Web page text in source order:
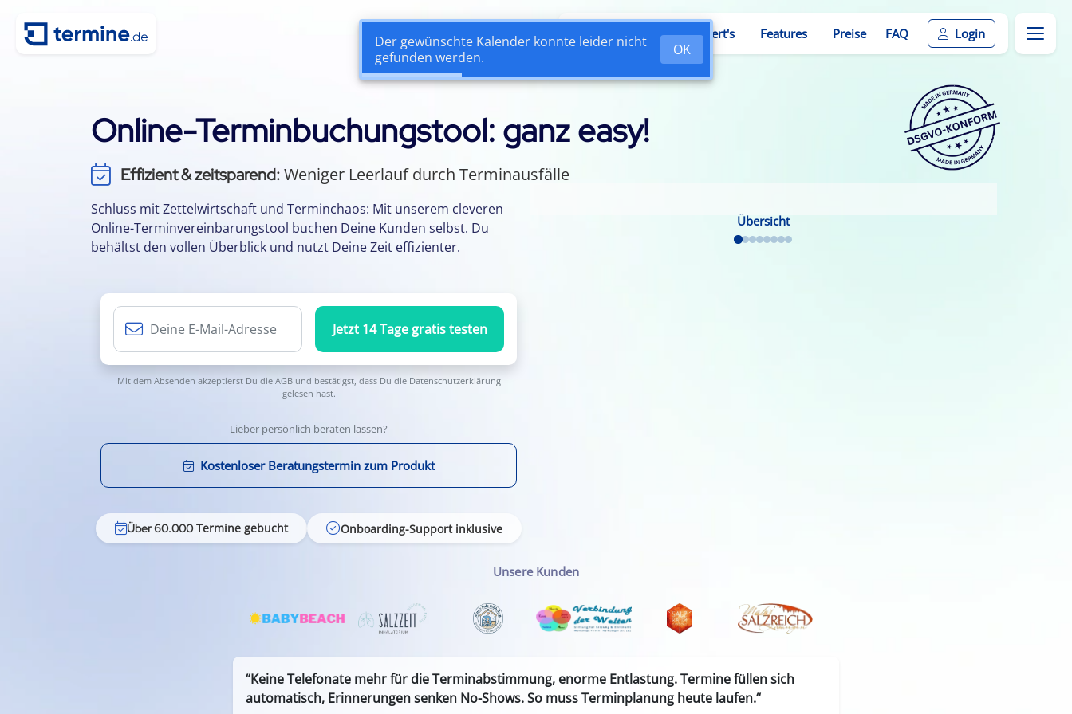
Vorteile So funktioniert's Features Preise FAQ Login
Online-Terminbuchungstool: ganz easy!
Effizient & zeitsparend:Weniger Leerlauf durch Terminausfälle
Einfach & flexibel:Keine App oder Installation nötig
Kundenbindung:Durch einfache Terminvereinbarung
Schluss mit Zettelwirtschaft und Terminchaos: Mit unserem cleveren
Online-Terminvereinbarungstool buchen Deine Kunden selbst. Du
behältst den vollen Überblick und nutzt Deine Zeit effizienter.
Jetzt 14 Tage gratis testen
Mit dem Absenden akzeptierst Du die AGBund bestätigst, dass Du die Datenschutzerklärung
gelesen hast.
Lieber persönlich beraten lassen?
Kostenloser Beratungstermin zum Produkt
Über 60.000Termine gebucht Onboarding-Support inklusive
Online-Terminbuchungen
Unsere Kunden
“Keine Telefonate mehr für die Terminabstimmung, enorme Entlastung. Termine füllen sich
automatisch, Erinnerungen senken No-Shows. So muss Terminplanung heute laufen.“
Der gewünschte Kalender konnte leider nicht
gefunden werden.
OK